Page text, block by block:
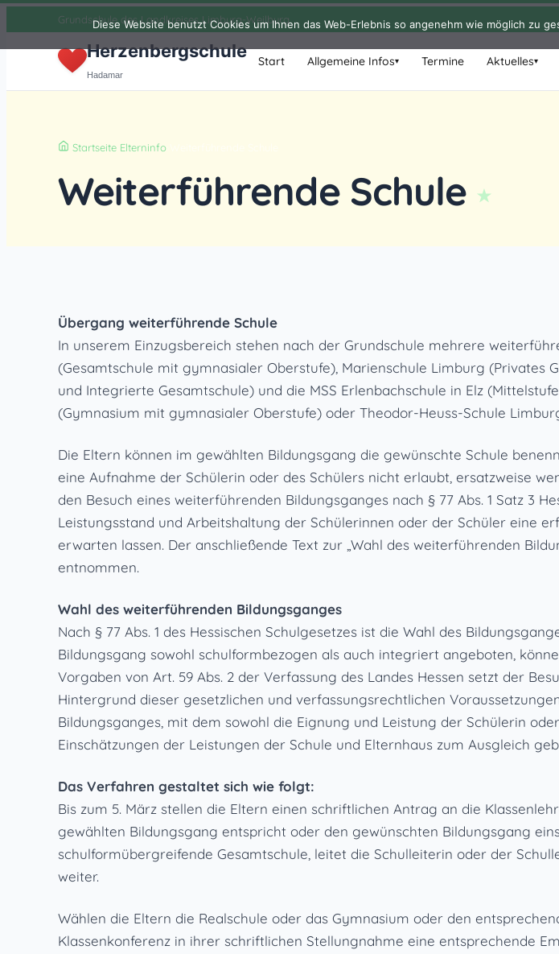
Zum Inhalt springen
Grundschule des Landkreises Limburg-Weilburg
Herzenbergschule
Hadamar
Start Allgemeine Infos▾ Termine Aktuelles▾
Startseite Elterninfo
Weiterführende Schule
Übergang weiterführende Schule
In unserem Einzugsbereich stehen nach der Grundschule mehrere
(Gesamtschule mit gymnasialer Oberstufe), Marienschule Limburg (Privates
und Integrierte Gesamtschule) und die MSS Erlenbachschule in Elz
(Gymnasium mit gymnasialer Oberstufe) oder Theodor-Heuss-Schule
Die Eltern können im gewählten Bildungsgang die gewünschte Schule
eine Aufnahme der Schülerin oder des Schülers nicht erlaubt, ersatzweise
den Besuch eines weiterführenden Bildungsganges nach § 77 Abs. 1 Satz 3
Leistungsstand und Arbeitshaltung der Schülerinnen oder der Schüler eine
erwarten lassen. Der anschließende Text zur „Wahl des weiterführenden
entnommen.
Wahl des weiterführenden Bildungsganges
Nach § 77 Abs. 1 des Hessischen Schulgesetzes ist die Wahl des
Bildungsgang sowohl schulformbezogen als auch integriert angeboten,
Vorgaben von Art. 59 Abs. 2 der Verfassung des Landes Hessen setzt der
Hintergrund dieser gesetzlichen und verfassungsrechtlichen
Bildungsganges, mit dem sowohl die Eignung und Leistung der Schülerin
Einschätzungen der Leistungen der Schule und Elternhaus zum Ausgleich
Das Verfahren gestaltet sich wie folgt:
Bis zum 5. März stellen die Eltern einen schriftlichen Antrag an die
gewählten Bildungsgang entspricht oder den gewünschten Bildungsgang
schulformübergreifende Gesamtschule, leitet die Schulleiterin oder der
weiter.
Wählen die Eltern die Realschule oder das Gymnasium oder den
Klassenkonferenz in ihrer schriftlichen Stellungnahme eine entsprechende
Diese Website benutzt Cookies um Ihnen das Web-Erlebnis so angenehm wie möglich zu